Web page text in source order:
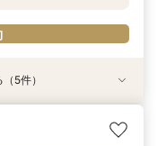
】全館見学＆見積もり
館開放見学&4万試食
年以内ＯＫ＆最大155
大切な家族も一緒の結
定プラン紹介（最大
5件）